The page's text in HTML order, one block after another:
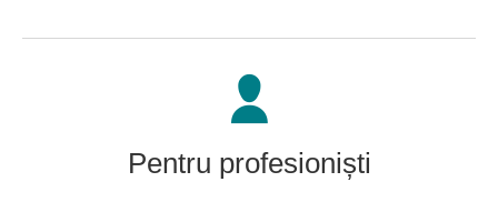
Pentru profesioniști